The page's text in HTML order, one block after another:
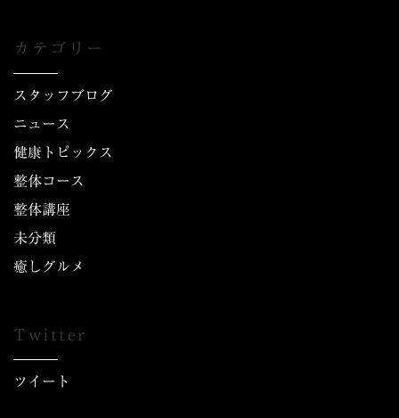
カテゴリー
スタッフブログ
ニュース
健康トピックス
整体コース
整体講座
未分類
癒しグルメ
Twitter
ツイート